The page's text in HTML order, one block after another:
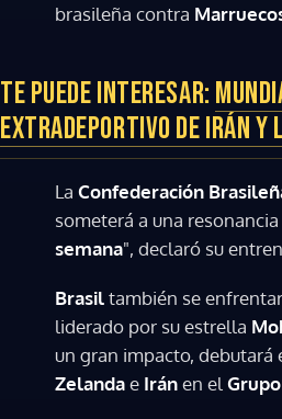
brasileña contra
TE PUEDE INTERESAR:
EXTRADEPORTIVO DE IRÁN Y
La Confederación
someterá a una
semana", declaró su
Brasiltambién se
liderado por su estrella
un gran impacto, debutará
Zelandae Iránen el